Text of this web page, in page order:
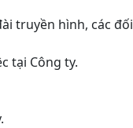
truyền hình, các
tại Công ty.